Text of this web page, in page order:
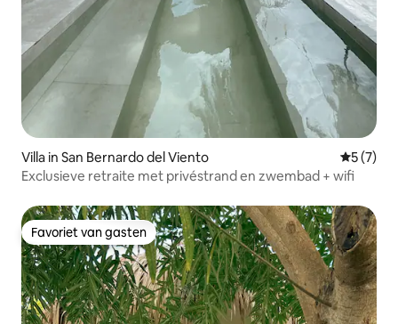
Villa in San Bernardo del Viento
5 (7)
Exclusieve retraite met privéstrand en zwembad + wifi
Favoriet van gasten
Favoriet van gasten